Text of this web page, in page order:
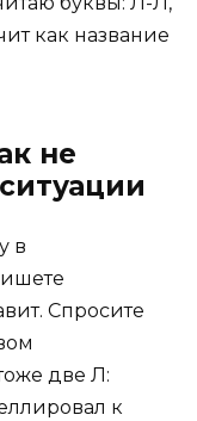
как название
не
в
Спросите
две Л:
к